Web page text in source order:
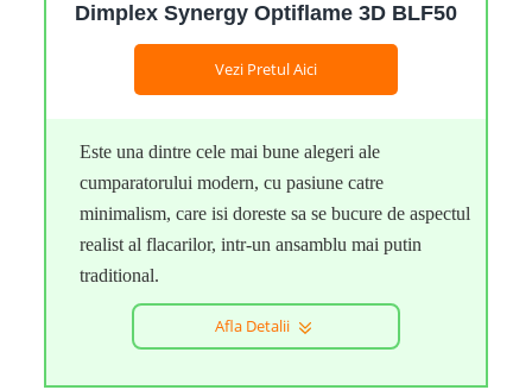
Dimplex Synergy Optiflame 3D BLF50
Vezi Pretul Aici
Este una dintre cele mai bune alegeri ale
cumparatorului modern, cu pasiune catre
minimalism, care isi doreste sa se bucure de aspectul
realist al flacarilor, intr-un ansamblu mai putin
traditional.
Afla Detalii